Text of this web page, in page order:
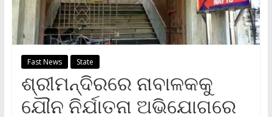
Fast News State
ଶ୍ରୀମନ୍ଦିରରେ ନାବାଳକକୁ
ଯୌନ ନିର୍ଯାତନା ଅଭିଯୋଗରେ